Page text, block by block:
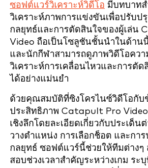
ซอฟต์แวร์วิเคราะห์วิดีโอ มีบทบาท
วิเคราะห์ภาพการแข่งขันเพื่อปรับป
กลยุทธ์และการตัดสินใจของผู้เล่น
Video ถือเป็นโซลูชันชั้นนำในด้าน
และนักกีฬาสามารถดูภาพวิดีโอควา
วิเคราะห์การเคลื่อนไหวและการตัด
ได้อย่างแม่นยำ
ด้วยคุณสมบัติที่ซิงโครไนซ์วิดีโอกับ
ประสิทธิภาพ Catapult Pro
เชิงลึกโดยละเอียดเกี่ยวกับประเด็น
วางตำแหน่ง การเลือกช็อต และกา
กลยุทธ์ ซอฟต์แวร์นี้ช่วยให้ทีมต่างๆ
สอบช่วงเวลาสำคัญระหว่างเกม ระ